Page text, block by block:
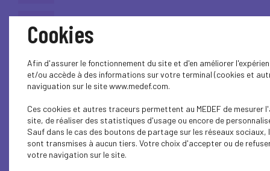
ECONOMY
1... 18 17 16 15 14 13 12 11 10
Cookies
Afin d'assurer le fonctionnement du site et d'en améliorer
et/ou accède à des informations sur votre terminal (cookies et
naviguation sur le site www.medef.com.
Ces cookies et autres traceurs permettent au MEDEF de mesurer
site, de réaliser des statistiques d'usage ou encore de
Sauf dans le cas des boutons de partage sur les réseaux
sont transmises à aucun tiers. Votre choix d'accepter ou de
votre navigation sur le site.